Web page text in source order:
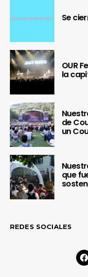
Se
OUR
la
de
un
que
REDES SOCIALES